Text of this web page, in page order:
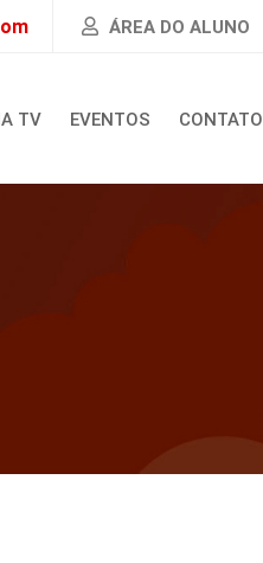
ÁREA DO ALUNO
TV EVENTOS CONTATO